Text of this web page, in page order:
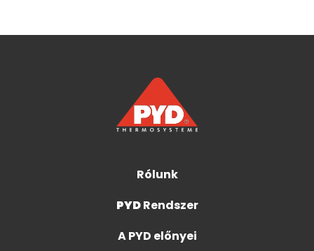
Rólunk
PYDRendszer
A PYD előnyei